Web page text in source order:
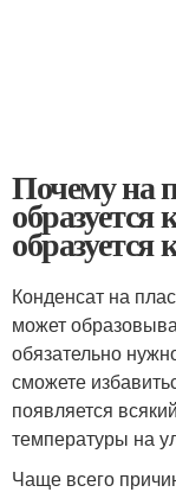
Почему на
образуется
образуется
Конденсат на
может
обязательно
сможете
появляется
температуры на
Чаще всего